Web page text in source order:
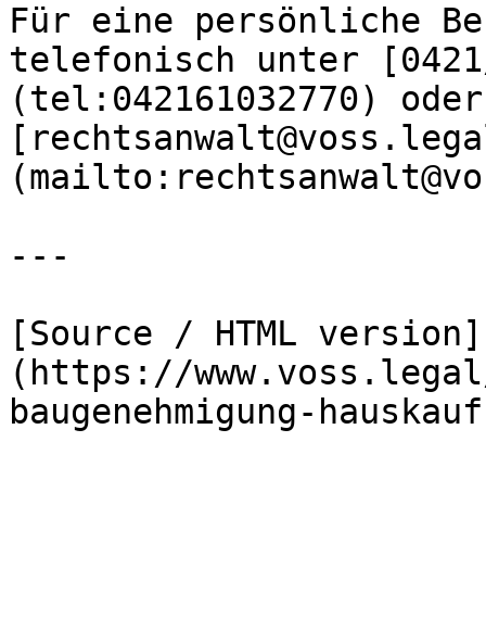
Für eine persönliche
telefonisch unter
(tel:042161032770)
---
[Source / HTML version]
(https://